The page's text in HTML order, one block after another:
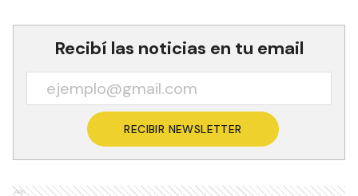
Recibí las noticias en tu email
RECIBIR NEWSLETTER
Ads